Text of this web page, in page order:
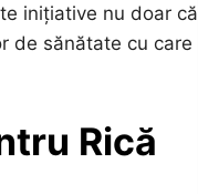
inițiative nu doar că
de sănătate cu care
Rică